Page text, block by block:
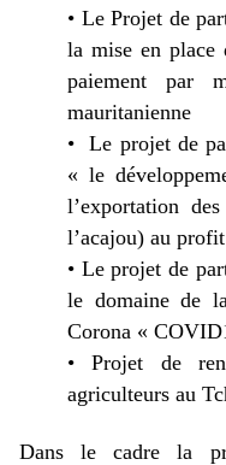
• Le Projet de
la mise en place
paiement par
mauritanienne
• Le projet de
« le
l’exportation
l’acajou) au
• Le projet de
le domaine de
Corona «
•
Projet de
agriculteurs au
Dans le cadre la